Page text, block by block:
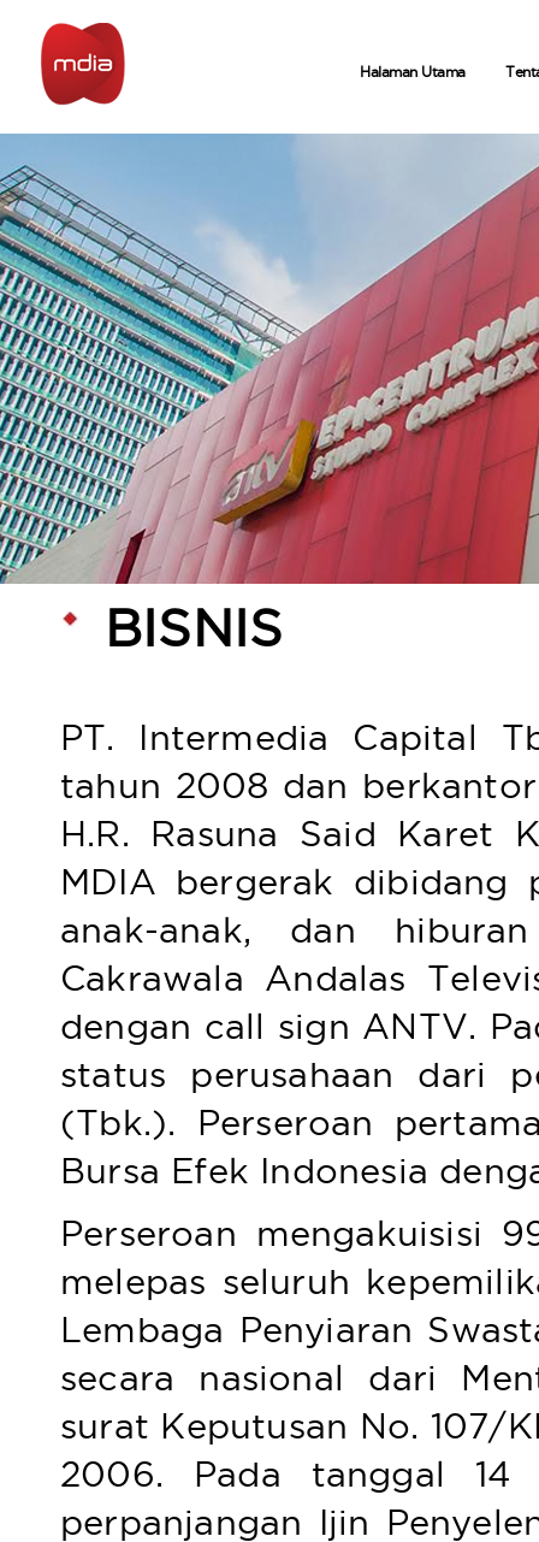
Halaman Utama
BISNIS
PT. Intermedia Capital
tahun 2008 dan
H.R. Rasuna Said Karet
MDIA bergerak dibidang
anak-anak, dan
Cakrawala Andalas
dengan call sign ANTV.
status perusahaan dari
(Tbk.). Perseroan
Bursa Efek Indonesia
Perseroan mengakuisisi
melepas seluruh
Lembaga Penyiaran
secara nasional dari
surat Keputusan No. 107/
2006. Pada tanggal 14
perpanjangan Ijin